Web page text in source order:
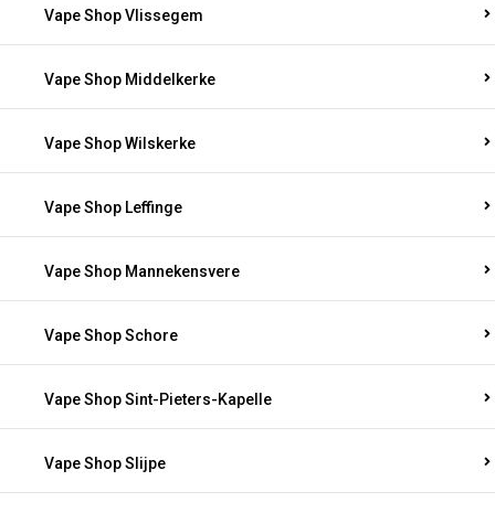
Vape Shop Vlissegem
Vape Shop Middelkerke
Vape Shop Wilskerke
Vape Shop Leffinge
Vape Shop Mannekensvere
Vape Shop Schore
Vape Shop Sint-Pieters-Kapelle
Vape Shop Slijpe